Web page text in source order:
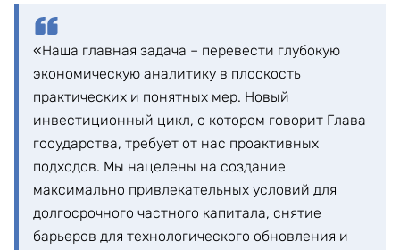
«Наша главная задача – перевести глубокую
экономическую аналитику в плоскость
практических и понятных мер. Новый
инвестиционный цикл, о котором говорит Глава
государства, требует от нас проактивных
подходов. Мы нацелены на создание
максимально привлекательных условий для
долгосрочного частного капитала, снятие
барьеров для технологического обновления и